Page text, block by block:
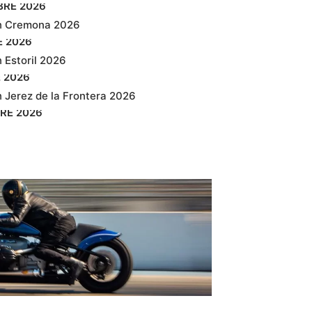
2026
Cremona 2026
2026
Estoril 2026
2026
Jerez de la Frontera 2026
2026